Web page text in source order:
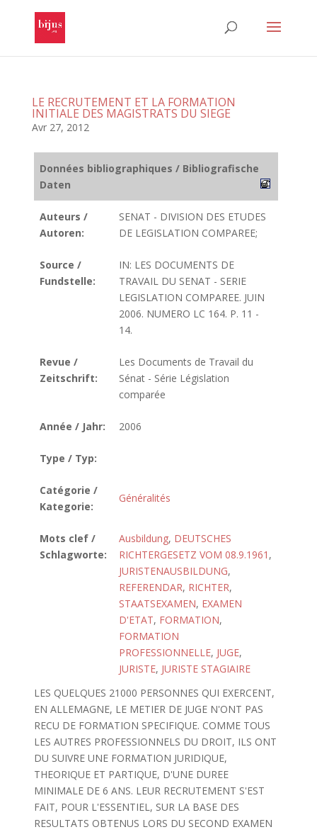
LE RECRUTEMENT ET LA FORMATION
INITIALE DES MAGISTRATS DU SIEGE
Avr 27, 2012
Données bibliographiques / Bibliografische
Daten
Auteurs /
Autoren:
SENAT - DIVISION DES ETUDES
DE LEGISLATION COMPAREE;
Source /
Fundstelle:
IN: LES DOCUMENTS DE
TRAVAIL DU SENAT - SERIE
LEGISLATION COMPAREE. JUIN
2006. NUMERO LC 164. P. 11 -
14.
Revue /
Zeitschrift:
Les Documents de Travail du
Sénat - Série Législation
comparée
Année / Jahr: 2006
Type / Typ:
Catégorie /
Kategorie:
Généralités
Mots clef /
Schlagworte:
Ausbildung, DEUTSCHES
RICHTERGESETZ VOM 08.9.1961 ,
JURISTENAUSBILDUNG,
REFERENDAR, RICHTER,
STAATSEXAMEN, EXAMEN
D'ETAT, FORMATION,
FORMATION
PROFESSIONNELLE, JUGE,
JURISTE, JURISTE STAGIAIRE
LES QUELQUES 21000 PERSONNES QUI EXERCENT,
EN ALLEMAGNE, LE METIER DE JUGE N'ONT PAS
RECU DE FORMATION SPECIFIQUE. COMME TOUS
LES AUTRES PROFESSIONNELS DU DROIT, ILS ONT
DU SUIVRE UNE FORMATION JURIDIQUE,
THEORIQUE ET PARTIQUE, D'UNE DUREE
MINIMALE DE 6 ANS. LEUR RECRUTEMENT S'EST
FAIT, POUR L'ESSENTIEL, SUR LA BASE DES
RESULTATS OBTENUS LORS DU SECOND EXAMEN